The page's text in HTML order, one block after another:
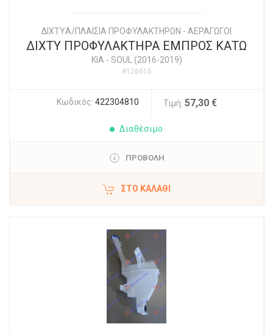
ΔΙΧΤYΑ/ΠΛΑΙΣΙΑ ΠΡΟΦΥΛΑΚΤΗΡΩΝ - ΑΕΡΑΓΩΓΟΙ
ΔΙΧΤΥ ΠΡΟΦΥΛΑΚΤΗΡΑ ΕΜΠΡΟΣ ΚΑΤΩ
KIA - SOUL (2016-2019)
#126615
Κωδικός: 422304810 Τιμή: 57,30 €
Διαθέσιμο
ΠΡΟΒΟΛΗ
ΣΤΟ ΚΑΛΆΘΙ